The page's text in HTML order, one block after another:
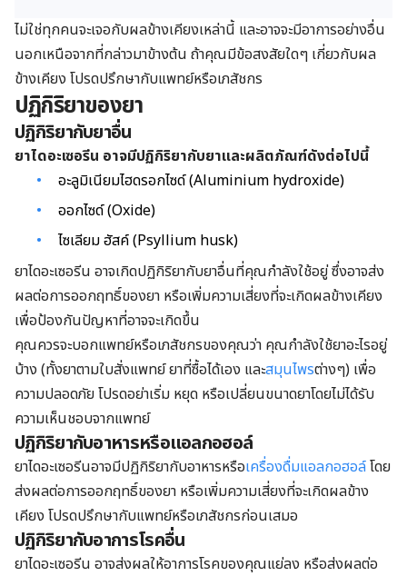
ไม่ใช่ทุกคนจะเจอกับผลข้างเคียงเหล่านี้ และอาจจะมีอาการอย่างอื่น
นอกเหนือจากที่กล่าวมาข้างต้น ถ้าคุณมีข้อสงสัยใดๆ เกี่ยวกับผล
ข้างเคียง โปรดปรึกษากับแพทย์หรือเภสัชกร
ปฏิกิริยาของยา
ปฏิกิริยากับยาอื่น
ยาไดอะเซอรีน อาจมีปฏิกิริยากับยาและผลิตภัณฑ์ดังต่อไปนี้
อะลูมิเนียมไฮดรอกไซด์ (Aluminium hydroxide)
ออกไซด์ (Oxide)
ไซเลียม ฮัสค์ (Psyllium husk)
ยาไดอะเซอรีน อาจเกิดปฏิกิริยากับยาอื่นที่คุณกำลังใช้อยู่ ซึ่งอาจส่ง
ผลต่อการออกฤทธิ์ของยา หรือเพิ่มความเสี่ยงที่จะเกิดผลข้างเคียง
เพื่อป้องกันปัญหาที่อาจจะเกิดขึ้น
คุณควรจะบอกแพทย์หรือเภสัชกรของคุณว่า คุณกำลังใช้ยาอะไรอยู่
บ้าง (ทั้งยาตามใบสั่งแพทย์ ยาที่ซื้อได้เอง และสมุนไพรต่างๆ) เพื่อ
ความปลอดภัย โปรดอย่าเริ่ม หยุด หรือเปลี่ยนขนาดยาโดยไม่ได้รับ
ความเห็นชอบจากแพทย์
ปฏิกิริยากับอาหารหรือแอลกอฮอล์
ยาไดอะเซอรีนอาจมีปฏิกิริยากับอาหารหรือเครื่องดื่มแอลกอฮอล์โดย
ส่งผลต่อการออกฤทธิ์ของยา หรือเพิ่มความเสี่ยงที่จะเกิดผลข้าง
เคียง โปรดปรึกษากับแพทย์หรือเภสัชกรก่อนเสมอ
ปฏิกิริยากับอาการโรคอื่น
ยาไดอะเซอรีน อาจส่งผลให้อาการโรคของคุณแย่ลง หรือส่งผลต่อ